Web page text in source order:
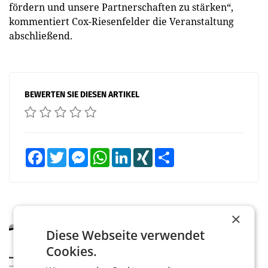
fördern und unsere Partnerschaften zu stärken“,
kommentiert Cox-Riesenfelder die Veranstaltung
abschließend.
BEWERTEN SIE DIESEN ARTIKEL
FacebookTwitter MessengerWhatsAppLinkedInXING
MARKETING & MEDIA
Pilnacek-U-Ausschuss - Presserat
fordert sensible Berichterstattung
×
Diese Webseite verwendet
Cookies.